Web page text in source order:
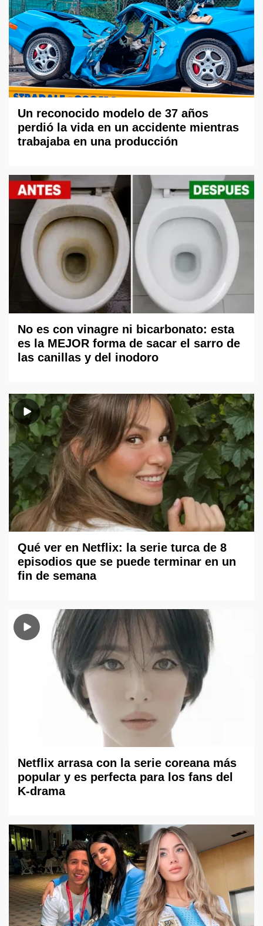
Un reconocido modelo de 37 años
perdió la vida en un accidente mientras
trabajaba en una producción
No es con vinagre ni bicarbonato: esta
es la MEJOR forma de sacar el sarro de
las canillas y del inodoro
Qué ver en Netflix: la serie turca de 8
episodios que se puede terminar en un
fin de semana
Netflix arrasa con la serie coreana más
popular y es perfecta para los fans del
K-drama